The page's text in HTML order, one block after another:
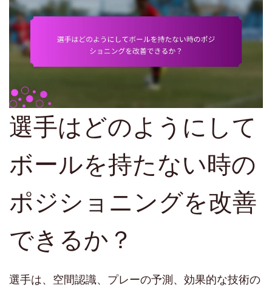
選手はどのようにして
ボールを持たない時の
ポジショニングを改善
できるか？
選手は、空間認識、プレーの予測、効果的な技術の